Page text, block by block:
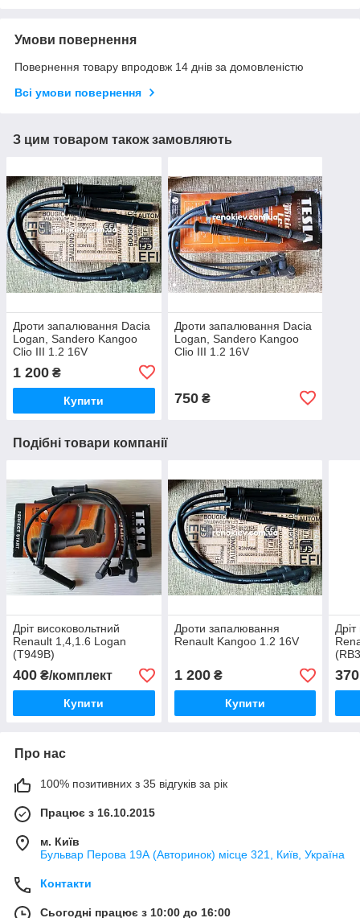
Умови повернення
Повернення товару впродовж 14 днів за домовленістю
Всі умови повернення
З цим товаром також замовляють
Дроти запалювання Dacia
Logan, Sandero Kangoo
Clio III 1.2 16V
1 200 ₴
Купити
Дроти запалювання Dacia
Logan, Sandero Kangoo
Clio III 1.2 16V
750₴
Подібні товари компанії
Дріт високовольтний
Renault 1,4,1.6 Logan
(T949B)
400 ₴/комплект
Купити
Дроти запалювання
Renault Kangoo 1.2 16V
1 200₴
Купити
370
Про нас
100% позитивних з 35 відгуків за рік
Працює з 16.10.2015
м. Київ
Бульвар Перова 19А (Авторинок) місце 321, Київ, Україна
Контакти
Сьогодні працює з 10:00 до 16:00